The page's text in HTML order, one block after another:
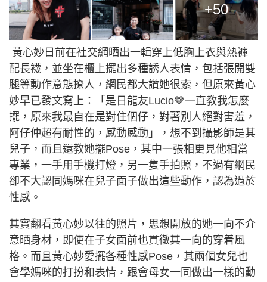
+50
黃心妙日前在社交網晒出一輯穿上低胸上衣與熱褲
配長襪，並坐在櫃上擺出多種誘人表情，包括張開雙
腿等動作意態撩人，網民都大讚她很索，但原來黃心
妙早已發文寫上：「是日龍友Lucio🤎一直教我怎麼
擺，原來我最自在是對住個仔，對著別人絕對害羞，
阿仔仲超有耐性的，感動感動」，想不到攝影師是其
兒子，而且還教她擺Pose，其中一張相更見他相當
專業，一手用手機打燈，另一隻手拍照，不過有網民
卻不大認同媽咪在兒子面子做出這些動作，認為過於
性感。
其實翻看黃心妙以往的照片，思想開放的她一向不介
意晒身材，即使在子女面前也貫徹其一向的穿着風
格。而且黃心妙愛擺各種性感Pose，其兩個女兒也
會學媽咪的打扮和表情，跟會母女一同做出一樣的動